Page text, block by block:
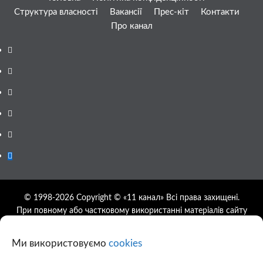
Ми використовуємо cookies
Структура власності
Вакансії Прес-кіт
Контакти
Про канал
Facebook
YouTube
Telegram
Instagram
Twitter
Google
© 1998-2026 Copyright © «11 канал» Всі права захищені.
При повному або частковому використанні матеріалів сайту
абзацу.